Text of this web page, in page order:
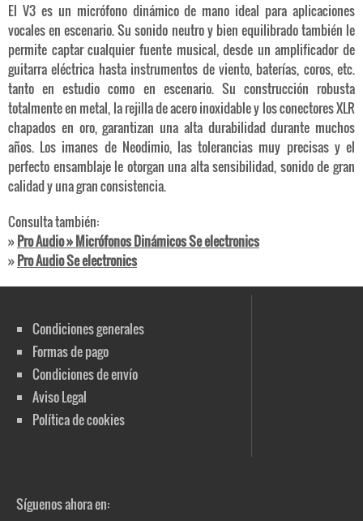
El V3 es un micrófono dinámico de mano ideal para aplicaciones
vocales en escenario. Su sonido neutro y bien equilibrado también le
permite captar cualquier fuente musical, desde un amplificador de
guitarra eléctrica hasta instrumentos de viento, baterías, coros, etc.
tanto en estudio como en escenario. Su construcción robusta
totalmente en metal, la rejilla de acero inoxidable y los conectores XLR
chapados en oro, garantizan una alta durabilidad durante muchos
años. Los imanes de Neodimio, las tolerancias muy precisas y el
perfecto ensamblaje le otorgan una alta sensibilidad, sonido de gran
calidad y una gran consistencia.
Consulta también:
»Pro Audio » Micrófonos Dinámicos Se electronics
»Pro Audio Se electronics
Condiciones generales
Formas de pago
Condiciones de envío
Aviso Legal
Política de cookies
Síguenos ahora en: